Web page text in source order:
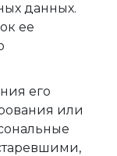
данных.
ее
его
или